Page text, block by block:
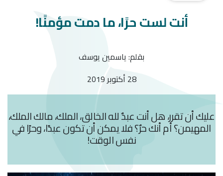
أنت لست حرًا، ما دمت مؤمنًا!
بقلم: ياسمين يوسف
28 أكتوبر 2019
عليك أن تقرر، هل أنت عبدٌ لله الخالق، الملك، مالك الملك،
المهيمن؟ أم أنك حرٌ؟ فلا يمكن أن تكون عبدًا، وحرًا في
نفس الوقت!